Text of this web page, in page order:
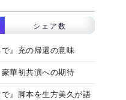
シェア数
で』充の帰還の意味
華初共演への期待
で』脚本を生方美久が語